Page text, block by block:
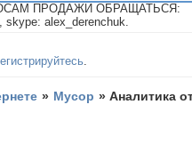
ПРОДАЖИ ОБРАЩАТЬСЯ:
skype: alex_derenchuk.
» Мусор »Аналитика